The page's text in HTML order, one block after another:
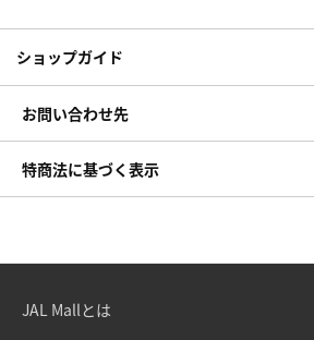
ショップガイド
お問い合わせ先
特商法に基づく表示
JAL Mallとは